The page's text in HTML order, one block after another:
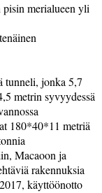
merialueen yli
tunneli, jonka 5,7
metrin syvyydessä
180*40*11 metriä
Macaoon ja
rakennuksia
käyttöönotto